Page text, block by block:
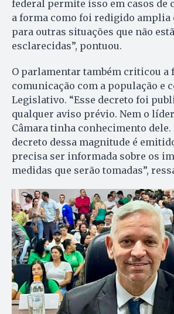
federal permite isso em casos de
a forma como foi redigido amplia
para outras situações que não
esclarecidas”, pontuou.
O parlamentar também criticou a
comunicação com a população e
Legislativo. “Esse decreto foi
qualquer aviso prévio. Nem o
Câmara tinha conhecimento dele.
decreto dessa magnitude é
precisa ser informada sobre os
medidas que serão tomadas”,